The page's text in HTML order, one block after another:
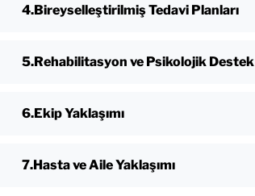
Bireyselleştirilmiş Tedavi Planları
Rehabilitasyon ve Psikolojik Destek
Ekip Yaklaşımı
Hasta ve Aile Yaklaşımı